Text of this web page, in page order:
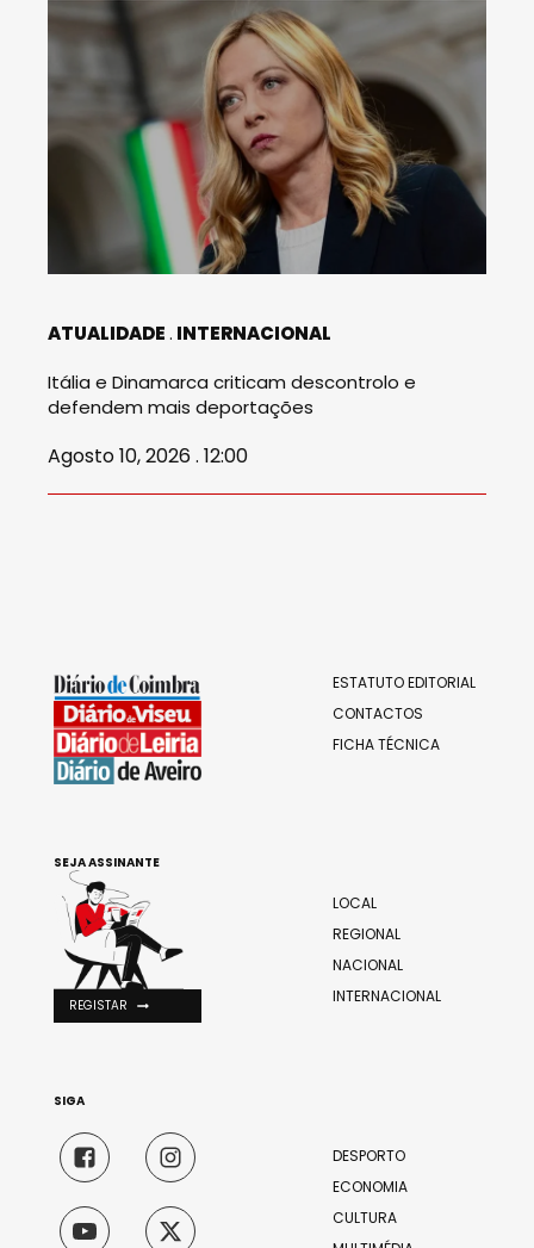
ATUALIDADE INTERNACIONAL
Itália e Dinamarca criticam descontrolo e
defendem mais deportações
Agosto 10, 2026 . 12:00
ESTATUTO EDITORIAL
CONTACTOS
FICHA TÉCNICA
LOCAL
REGIONAL
NACIONAL
INTERNACIONAL
DESPORTO
ECONOMIA
CULTURA
SEJA ASSINANTE
REGISTAR
SIGA